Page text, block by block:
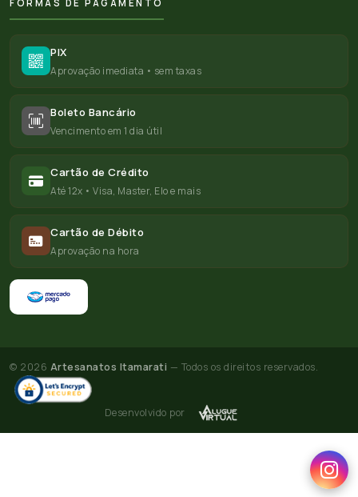
FORMAS DE PAGAMENTO
PIX
Aprovação imediata • sem taxas
Boleto Bancário
Vencimento em 1 dia útil
Cartão de Crédito
Até 12x • Visa, Master, Elo e mais
Cartão de Débito
Aprovação na hora
© 2026 Artesanatos Itamarati — Todos os direitos reservados.
Desenvolvido por